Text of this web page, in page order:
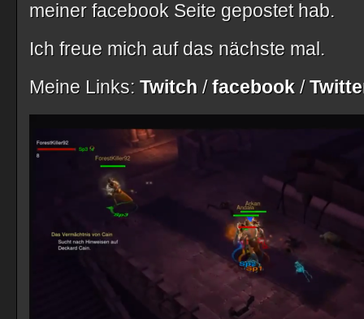
meiner facebook Seite gepostet hab.
Ich freue mich auf das nächste mal.
Meine Links: Twitch / facebook /